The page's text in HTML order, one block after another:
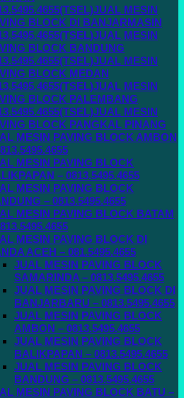
MESIN
BLOCK DI BANJARMASIN
MESIN
BLOCK BANDUNG
MESIN
BLOCK MEDAN
MESIN
BLOCK PALEMBANG
MESIN
BLOCK PANGKAL PINANG
MESIN PAVING BLOCK AMBON
MESIN PAVING BLOCK
– 0813.5495.4655
MESIN PAVING BLOCK
– 0813.5495.4655
MESIN PAVING BLOCK BATAM
MESIN PAVING BLOCK DI
ACEH – 081.5495.4655
JUAL MESIN PAVING BLOCK
SAMARINDA – 0813.5495.4655
JUAL MESIN PAVING BLOCK DI
BANJARBARU – 0813.5495.4655
JUAL MESIN PAVING BLOCK
AMBON – 0813.5495.4655
JUAL MESIN PAVING BLOCK
BALIKPAPAN – 0813.5495.4655
JUAL MESIN PAVING BLOCK
BANDUNG – 0813.5495.4655
MESIN PAVING BLOCK BATU –